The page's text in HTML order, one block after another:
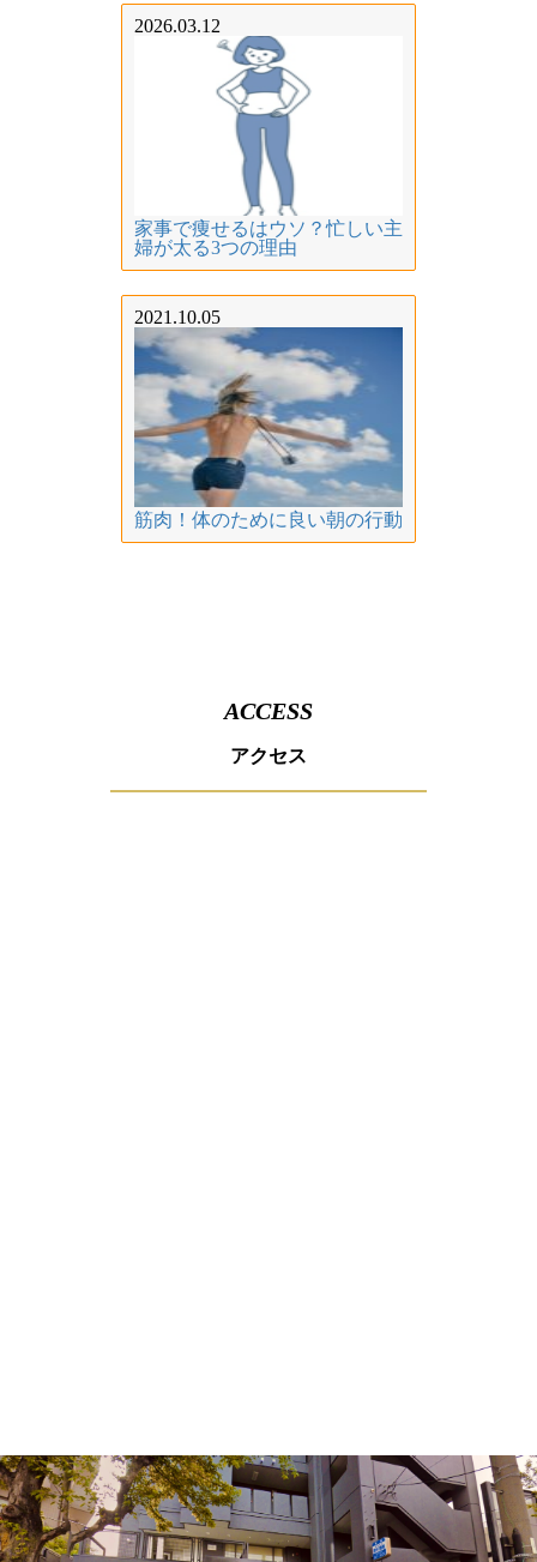
2026.03.12
家事で痩せるはウソ？忙しい主
婦が太る3つの理由
2021.10.05
筋肉！体のために良い朝の行動
ACCESS
アクセス